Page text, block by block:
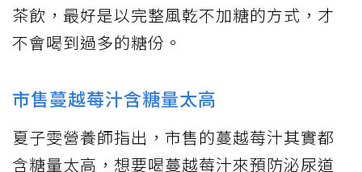
茶飲，最好是以完整風乾不加糖的方式，才
不會喝到過多的糖份。
市售蔓越莓汁含糖量太高
夏子雯營養師指出，市售的蔓越莓汁其實都
含糖量太高，想要喝蔓越莓汁來預防泌尿道